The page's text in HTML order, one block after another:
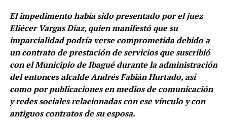
El impedimento había sido presentado por el juez
Eliécer Vargas Díaz, quien manifestó que su
imparcialidad podría verse comprometida debido a
un contrato de prestación de servicios que suscribió
con el Municipio de Ibagué durante la administración
del entonces alcalde Andrés Fabián Hurtado, así
como por publicaciones en medios de comunicación
y redes sociales relacionadas con ese vínculo y con
antiguos contratos de su esposa.